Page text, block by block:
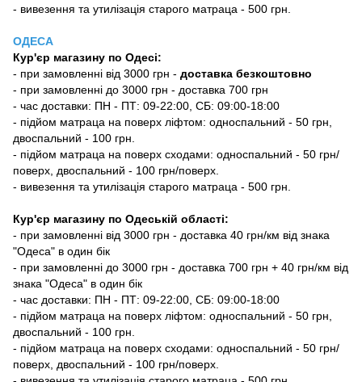
- вивезення та утилізація старого матраца - 500 грн.
ОДЕСА
Кур'єр магазину по Одесі:
- при замовленні від 3000 грн - доставка безкоштовно
- при замовленні до 3000 грн - доставка 700 грн
- час доставки: ПН - ПТ: 09-22:00, СБ: 09:00-18:00
- підйом матраца на поверх ліфтом: односпальний - 50 грн,
двоспальний - 100 грн.
- підйом матраца на поверх сходами: односпальний - 50 грн/
поверх, двоспальний - 100 грн/поверх.
- вивезення та утилізація старого матраца - 500 грн.
Кур'єр магазину по Одеській області:
- при замовленні від 3000 грн - доставка 40 грн/км від знака
"Одеса" в один бік
- при замовленні до 3000 грн - доставка 700 грн + 40 грн/км від
знака "Одеса" в один бік
- час доставки: ПН - ПТ: 09-22:00, СБ: 09:00-18:00
- підйом матраца на поверх ліфтом: односпальний - 50 грн,
двоспальний - 100 грн.
- підйом матраца на поверх сходами: односпальний - 50 грн/
поверх, двоспальний - 100 грн/поверх.